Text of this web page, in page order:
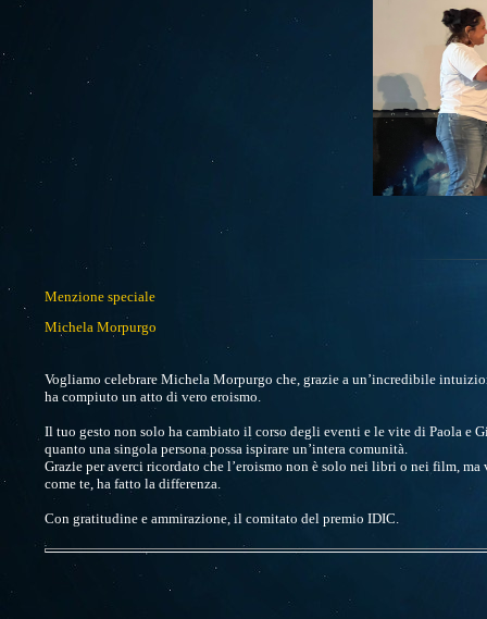
Menzione speciale
Michela Morpurgo
Vogliamo celebrare Michela Morpurgo che, grazie a un’incredibile
ha compiuto un atto di vero eroismo.
Il tuo gesto non solo ha cambiato il corso degli eventi e le vite di Paola e
quanto una singola persona possa ispirare un’intera comunità.
Grazie per averci ricordato che l’eroismo non è solo nei libri o nei film,
come te, ha fatto la differenza.
Con gratitudine e ammirazione, il comitato del premio IDIC.